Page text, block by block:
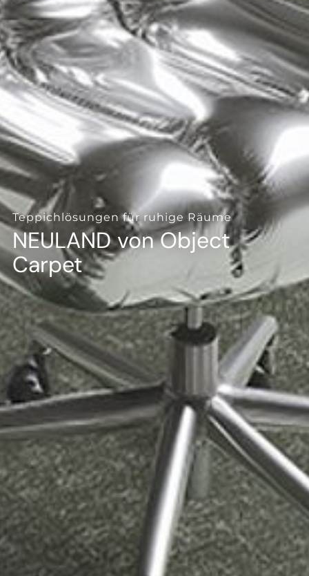
--
--
--
Teppichlösungen für ruhige Räume
NEULAND von Object
Carpet